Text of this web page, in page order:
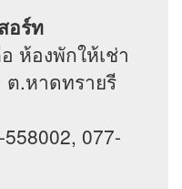
อร์ท
ห้องพักให้เช่า
.หาดทรายรี
077-